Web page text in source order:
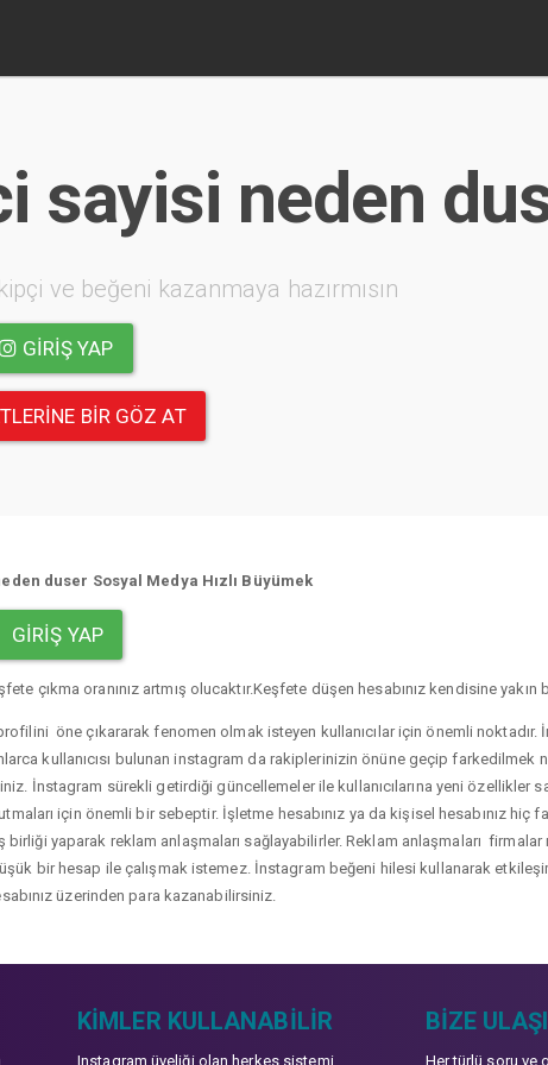
sayisi neden
ve beğeni kazanmaya hazırmısın
GIRIŞ YAP
BIR GÖZ AT
duser Sosyal Medya Hızlı Büyümek
GIRIŞ YAP
çıkma oranınız artmış olucaktır.Keşfete düşen hesabınız kendisine yakın
öne çıkararak fenomen olmak isteyen kullanıcılar için önemli
kullanıcısı bulunan instagram da rakiplerinizin önüne geçip farkedilmek
İnstagram sürekli getirdiği güncellemeler ile kullanıcılarına yeni özellikler
için önemli bir sebeptir. İşletme hesabınız ya da kişisel hesabınız hiç
yaparak reklam anlaşmaları sağlayabilirler. Reklam anlaşmaları firmalar
bir hesap ile çalışmak istemez. İnstagram beğeni hilesi kullanarak
üzerinden para kazanabilirsiniz.
KIMLER KULLANABILIR
Instagram üyeliği olan herkes sistemi
BIZE
Her türlü soru ve